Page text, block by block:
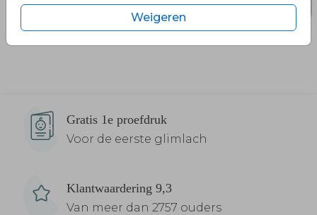
Weigeren
Gratis 1e proefdruk
Voor de eerste glimlach
Klantwaardering 9,3
Van meer dan 2757 ouders